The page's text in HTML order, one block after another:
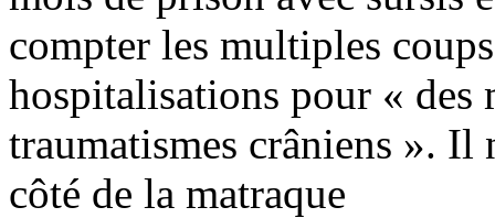
compter les multiples
hospitalisations pour « des
traumatismes crâniens ». Il
côté de la matraque